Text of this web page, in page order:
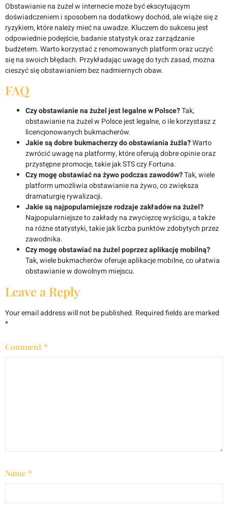
Obstawianie na żużel w internecie może być ekscytującym
doświadczeniem i sposobem na dodatkowy dochód, ale wiąże się z
ryzykiem, które należy mieć na uwadze. Kluczem do sukcesu jest
odpowiednie podejście, badanie statystyk oraz zarządzanie
budżetem. Warto korzystać z renomowanych platform oraz uczyć
się na swoich błędach. Przykładając uwagę do tych zasad, można
cieszyć się obstawianiem bez nadmiernych obaw.
FAQ
Czy obstawianie na żużel jest legalne w Polsce?Tak,
obstawianie na żużel w Polsce jest legalne, o ile korzystasz z
licencjonowanych bukmacherów.
Jakie są dobre bukmacherzy do obstawiania żużla?Warto
zwrócić uwagę na platformy, które oferują dobre opinie oraz
przystępne promocje, takie jak STS czy Fortuna.
Czy mogę obstawiać na żywo podczas zawodów?Tak, wiele
platform umożliwia obstawianie na żywo, co zwiększa
dramaturgię rywalizacji.
Jakie są najpopularniejsze rodzaje zakładów na żużel?
Najpopularniejsze to zakłady na zwycięzcę wyścigu, a także
na różne statystyki, takie jak liczba punktów zdobytych przez
zawodnika.
Czy mogę obstawiać na żużel poprzez aplikację mobilną?
Tak, wiele bukmacherów oferuje aplikacje mobilne, co ułatwia
obstawianie w dowolnym miejscu.
Leave a Reply
Your email address will not be published. Required fields are marked
*
Comment *
Name *